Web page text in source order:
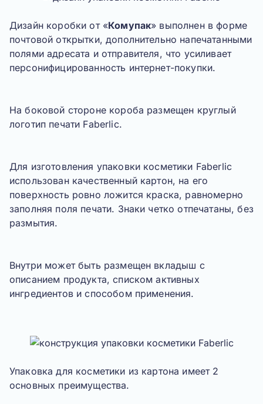
Дизайн коробки от «Комупак» выполнен в форме
почтовой открытки, дополнительно напечатанными
полями адресата и отправителя, что усиливает
персонифицированность интернет-покупки.
На боковой стороне короба размещен круглый
логотип печати Faberlic.
Для изготовления упаковки косметики Faberlic
использован качественный картон, на его
поверхность ровно ложится краска, равномерно
заполняя поля печати. Знаки четко отпечатаны, без
размытия.
Внутри может быть размещен вкладыш с
описанием продукта, списком активных
ингредиентов и способом применения.
Упаковка для косметики из картона имеет 2
основных преимущества.